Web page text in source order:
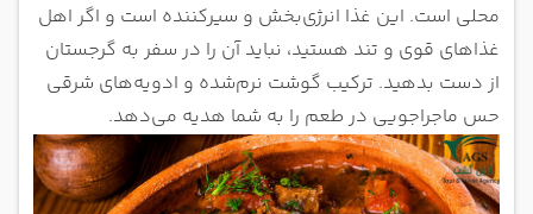
محلی است. این غذا انرژی‌بخش و سیرکننده است و اگر اهل
غذاهای قوی و تند هستید، نباید آن را در سفر به گرجستان
از دست بدهید. ترکیب گوشت نرم‌شده و ادویه‌های شرقی
حس ماجراجویی در طعم را به شما هدیه می‌دهد.